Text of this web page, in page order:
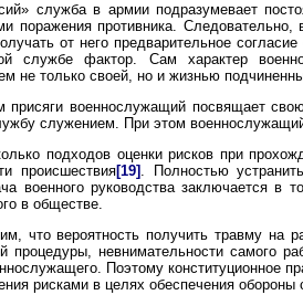
служба в армии подразумевает
поражения противника.
от него предварительное
службе фактор. Сам характер
не только своей, но и жизнью
военнослужащий посвящает
служением. При этом
подходов оценки рисков при
происшествия[19] . Полностью
военного руководства заключается
в обществе.
что вероятность получить травму
процедуры, невнимательности самого
Поэтому конституционное
рисками в целях обеспечения обороны